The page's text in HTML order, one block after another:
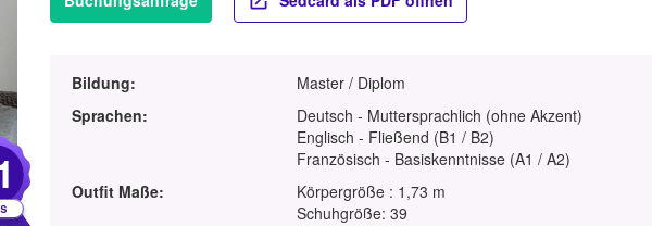
Bildung:
Master / Diplom
Sprachen:
Deutsch - Muttersprachlich (ohne Akzent)
Englisch - Fließend (B1 / B2)
Französisch - Basiskenntnisse (A1 / A2)
Outfit Maße:
Körpergröße : 1,73 m
Schuhgröße: 39